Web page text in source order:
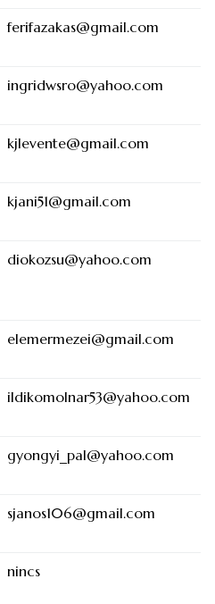
ferifazakas@gmail.com
ingridwsro@yahoo.com
kjlevente@gmail.com
kjani51@gmail.com
diokozsu@yahoo.com
elemermezei@gmail.com
ildikomolnar53@yahoo.com
gyongyi_pal@yahoo.com
sjanos106@gmail.com
nincs